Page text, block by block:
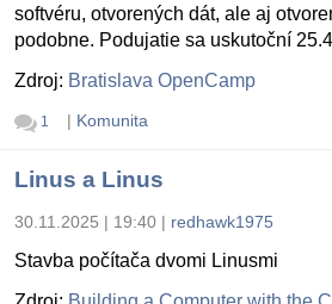
softvéru, otvorených dát, ale aj
podobne. Podujatie sa uskutoční
Zdroj: Bratislava OpenCamp
1 | Komunita
Linus a Linus
30.11.2025 | 19:40 | redhawk1975
Stavba počítača dvomi Linusmi